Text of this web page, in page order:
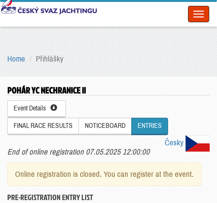
Home Přihlášky
POHÁR YC NECHRANICE II
Event Details
FINAL RACE RESULTS NOTICEBOARD ENTRIES
Česky
End of online registration 07.05.2025 12:00:00
Online registration is closed. You can register at the event.
PRE-REGISTRATION ENTRY LIST